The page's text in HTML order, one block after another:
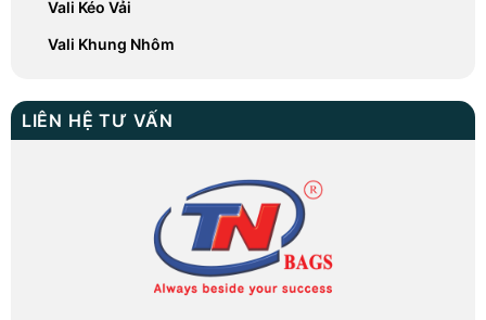
Vali Kéo Vải
Vali Khung Nhôm
LIÊN HỆ TƯ VẤN